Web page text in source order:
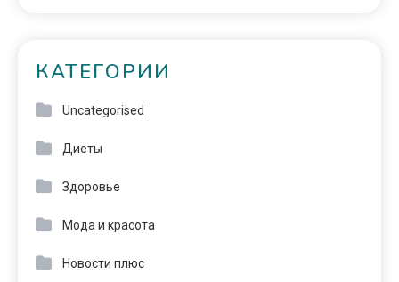
КАТЕГОРИИ
Uncategorised
Диеты
Здоровье
Мода и красота
Новости плюс